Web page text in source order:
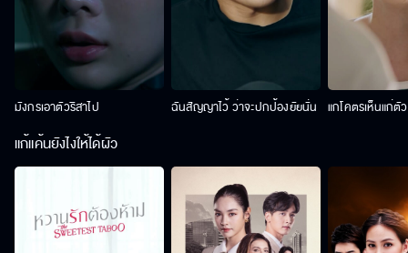
มังกรเอาตัวริสาไป ฉันสัญญาไว้ ว่าจะปกป้องยัยนั่น แกโคตรเห็นแก่ตั
แก้แค้นยังไงให้ได้ผัว